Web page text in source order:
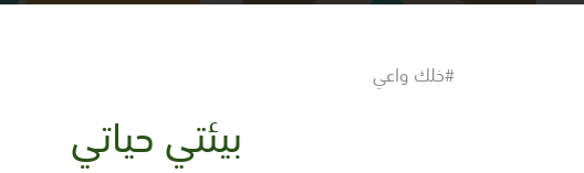
#خلك واعي
بيئتي حياتي